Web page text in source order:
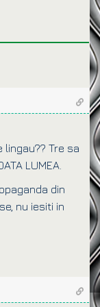
lingau?? Tre sa
LUMEA.
din
nu iesiti in